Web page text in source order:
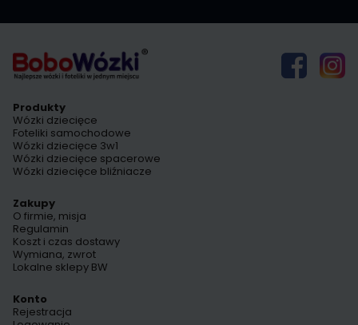
Produkty
Wózki dziecięce
Foteliki samochodowe
Wózki dziecięce 3w1
Wózki dziecięce spacerowe
Wózki dziecięce bliźniacze
Zakupy
O firmie, misja
Regulamin
Koszt i czas dostawy
Wymiana, zwrot
Lokalne sklepy BW
Konto
Rejestracja